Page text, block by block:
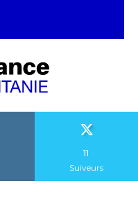
11
Suiveurs